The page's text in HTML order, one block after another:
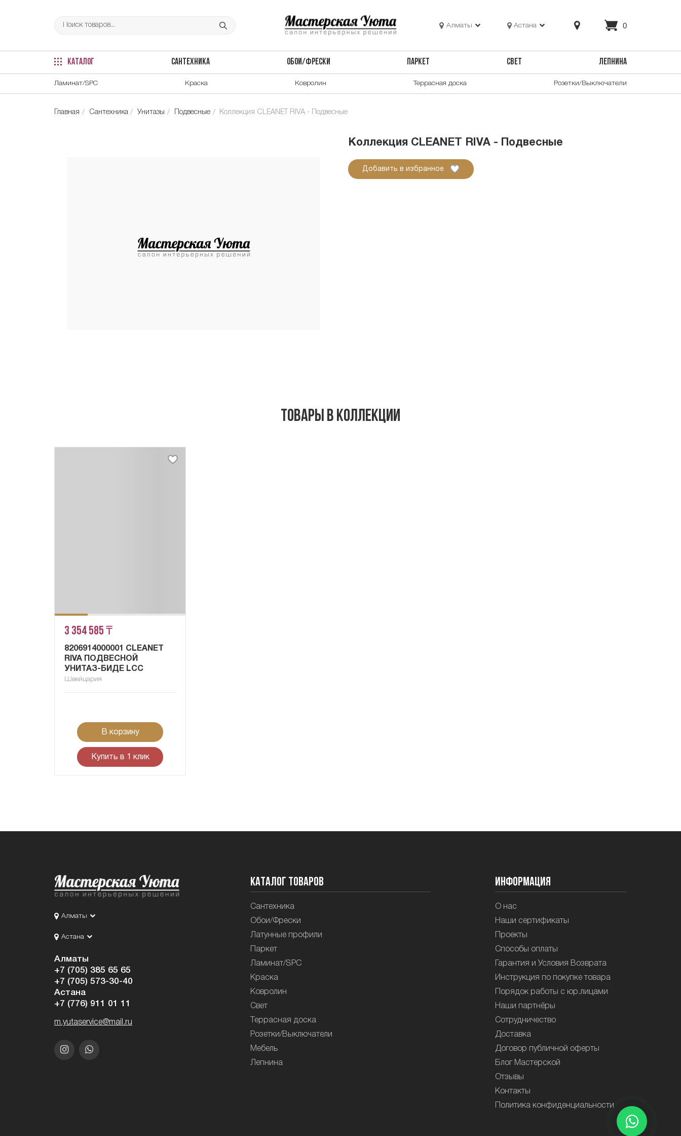
Алматы Астана 0
КАТАЛОГ САНТЕХНИКА ОБОИ/ФРЕСКИ ПАРКЕТ СВЕТ ЛЕПНИНА
Ламинат/SPC Краска Ковролин Террасная доска Розетки/Выключатели
Главная Сантехника Унитазы Подвесные Коллекция CLEANET RIVA - Подвесные
Коллекция CLEANET RIVA - Подвесные
Добавить в избранное
Товары в коллекции
3 354 585 ₸
8206914000001 CLEANET
RIVA ПОДВЕСНОЙ
УНИТАЗ-БИДЕ LCC
Швейцария
В корзину
Купить в 1 клик
Алматы
Астана
Алматы
+7 (705) 385 65 65
+7 (705) 573-30-40
Астана
+7 (776) 911 01 11
m.yutaservice@mail.ru
Каталог товаров
Сантехника
Обои/Фрески
Латунные профили
Паркет
Ламинат/SPC
Краска
Ковролин
Свет
Террасная доска
Розетки/Выключатели
Мебель
Лепнина
Информация
О нас
Наши сертификаты
Проекты
Способы оплаты
Гарантия и Условия Возврата
Инструкция по покупке товара
Порядок работы с юр.лицами
Наши партнёры
Сотрудничество
Доставка
Договор публичной оферты
Блог Мастерской
Отзывы
Контакты
Политика конфиденциальности